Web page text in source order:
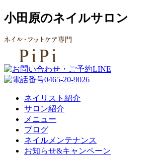
小田原のネイルサロン
ネイリスト紹介
サロン紹介
メニュー
ブログ
ネイルメンテナンス
お知らせ&キャンペーン